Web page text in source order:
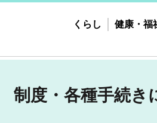
くらし 健康・福
制度・各種手続き